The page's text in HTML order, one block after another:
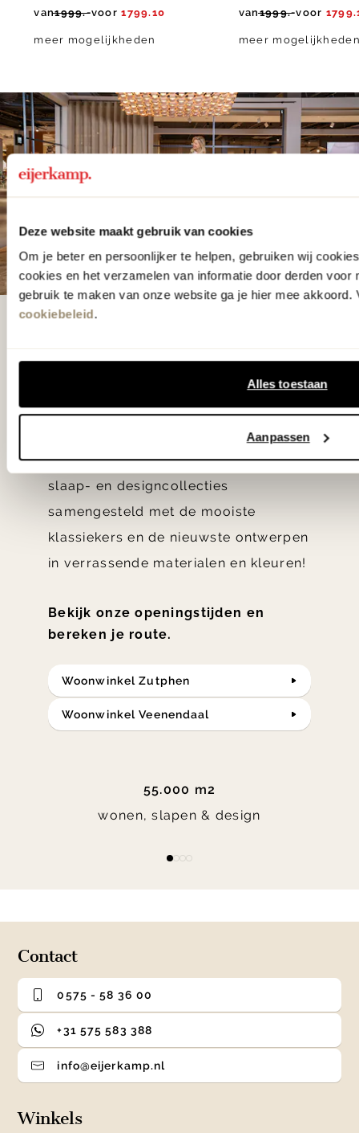
Deze website maakt gebruik van cookies
Om je beter en persoonlijker te helpen, gebruiken wij
cookies en het verzamelen van informatie door derden voor
gebruik te maken van onze website ga je hier mee akkoord.
cookiebeleid.
Alles toestaan
Aanpassen
van1999.-voor 1799.10
meer mogelijkheden
van1999.-voor
meer
gezien op tv!
Wie kent het programma vtwonen
'Weer verliefd op je huis' niet? We
hebben met liefde de mooiste woon-,
slaap- en designcollecties
samengesteld met de mooiste
klassiekers en de nieuwste ontwerpen
in verrassende materialen en kleuren!
Bekijk onze openingstijden en
bereken je route.
Woonwinkel Zutphen
Woonwinkel Veenendaal
55.000 m2
wonen, slapen & design
Contact
0575 - 58 36 00
+31 575 583 388
info@eijerkamp.nl
Winkels